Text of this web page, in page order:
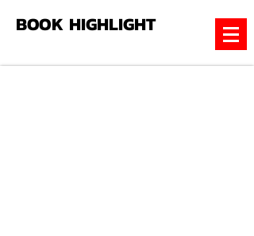
BOOK HIGHLIGHT